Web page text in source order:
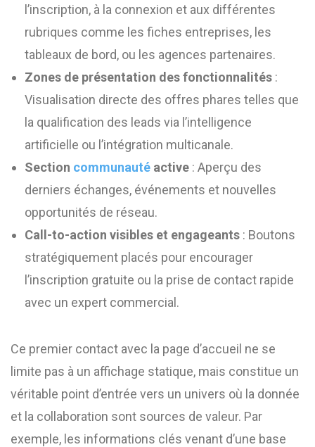
l’inscription, à la connexion et aux différentes
rubriques comme les fiches entreprises, les
tableaux de bord, ou les agences partenaires.
Zones de présentation des fonctionnalités :
Visualisation directe des offres phares telles que
la qualification des leads via l’intelligence
artificielle ou l’intégration multicanale.
Section communauté active : Aperçu des
derniers échanges, événements et nouvelles
opportunités de réseau.
Call-to-action visibles et engageants : Boutons
stratégiquement placés pour encourager
l’inscription gratuite ou la prise de contact rapide
avec un expert commercial.
Ce premier contact avec la page d’accueil ne se
limite pas à un affichage statique, mais constitue un
véritable point d’entrée vers un univers où la donnée
et la collaboration sont sources de valeur. Par
exemple, les informations clés venant d’une base